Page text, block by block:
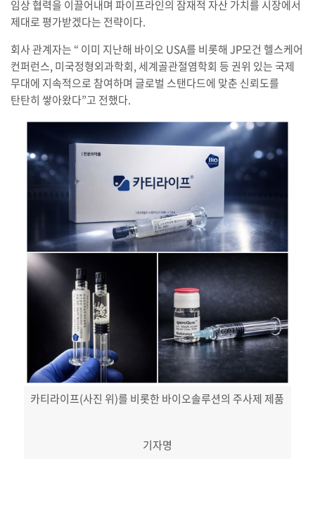
임상 협력을 이끌어내며 파이프라인의 잠재적 자산 가치를 시장에서
제대로 평가받겠다는 전략이다.
회사 관계자는 “ 이미 지난해 바이오 USA를 비롯해 JP모건 헬스케어
컨퍼런스, 미국정형외과학회, 세계골관절염학회 등 권위 있는 국제
무대에 지속적으로 참여하며 글로벌 스탠다드에 맞춘 신뢰도를
탄탄히 쌓아왔다”고 전했다.
카티라이프(사진 위)를 비롯한 바이오솔루션의 주사제 제품
기자명